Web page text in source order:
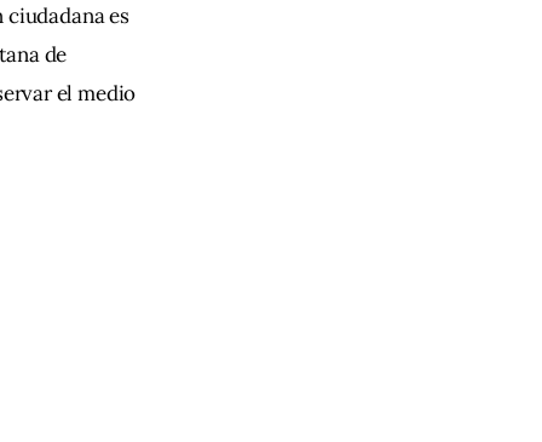
es
de
el medio